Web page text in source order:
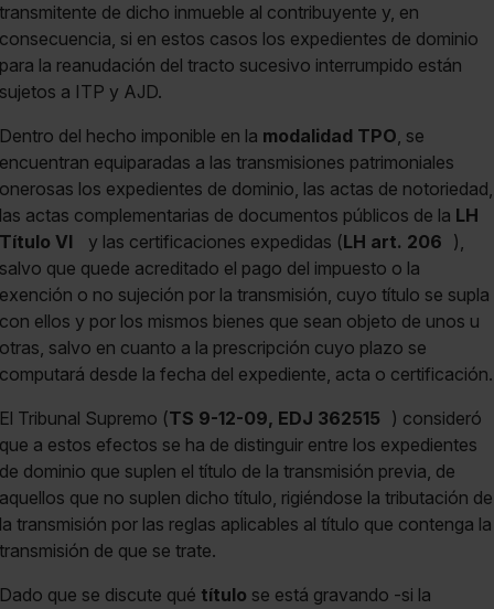
transmitente de dicho inmueble al contribuyente y, en
consecuencia, si en estos casos los expedientes de dominio
para la reanudación del tracto sucesivo interrumpido están
sujetos a ITP y AJD.
Dentro del hecho imponible en la modalidad TPO, se
encuentran equiparadas a las transmisiones patrimoniales
onerosas los expedientes de dominio, las actas de notoriedad,
las actas complementarias de documentos públicos de la LH
Título VI
y las certificaciones expedidas (LH art. 206 ),
salvo que quede acreditado el pago del impuesto o la
exención o no sujeción por la transmisión, cuyo título se supla
con ellos y por los mismos bienes que sean objeto de unos u
otras, salvo en cuanto a la prescripción cuyo plazo se
computará desde la fecha del expediente, acta o certificación.
El Tribunal Supremo (TS 9-12-09, EDJ 362515 ) consideró
que a estos efectos se ha de distinguir entre los expedientes
de dominio que suplen el título de la transmisión previa, de
aquellos que no suplen dicho título, rigiéndose la tributación de
la transmisión por las reglas aplicables al título que contenga la
transmisión de que se trate.
Dado que se discute qué título se está gravando -si la